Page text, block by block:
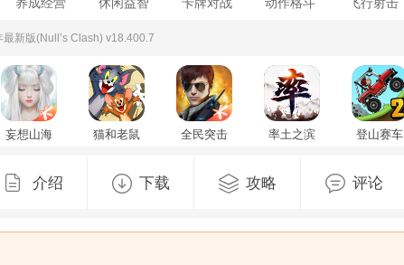
新版(Null’s Clash) v18.400.7
妄想山海
安卓版
猫和老鼠
全民突击
率土之滨
版v9.1.9最
登山赛车
下载汉化
最新版
介绍 下载 攻略 评论